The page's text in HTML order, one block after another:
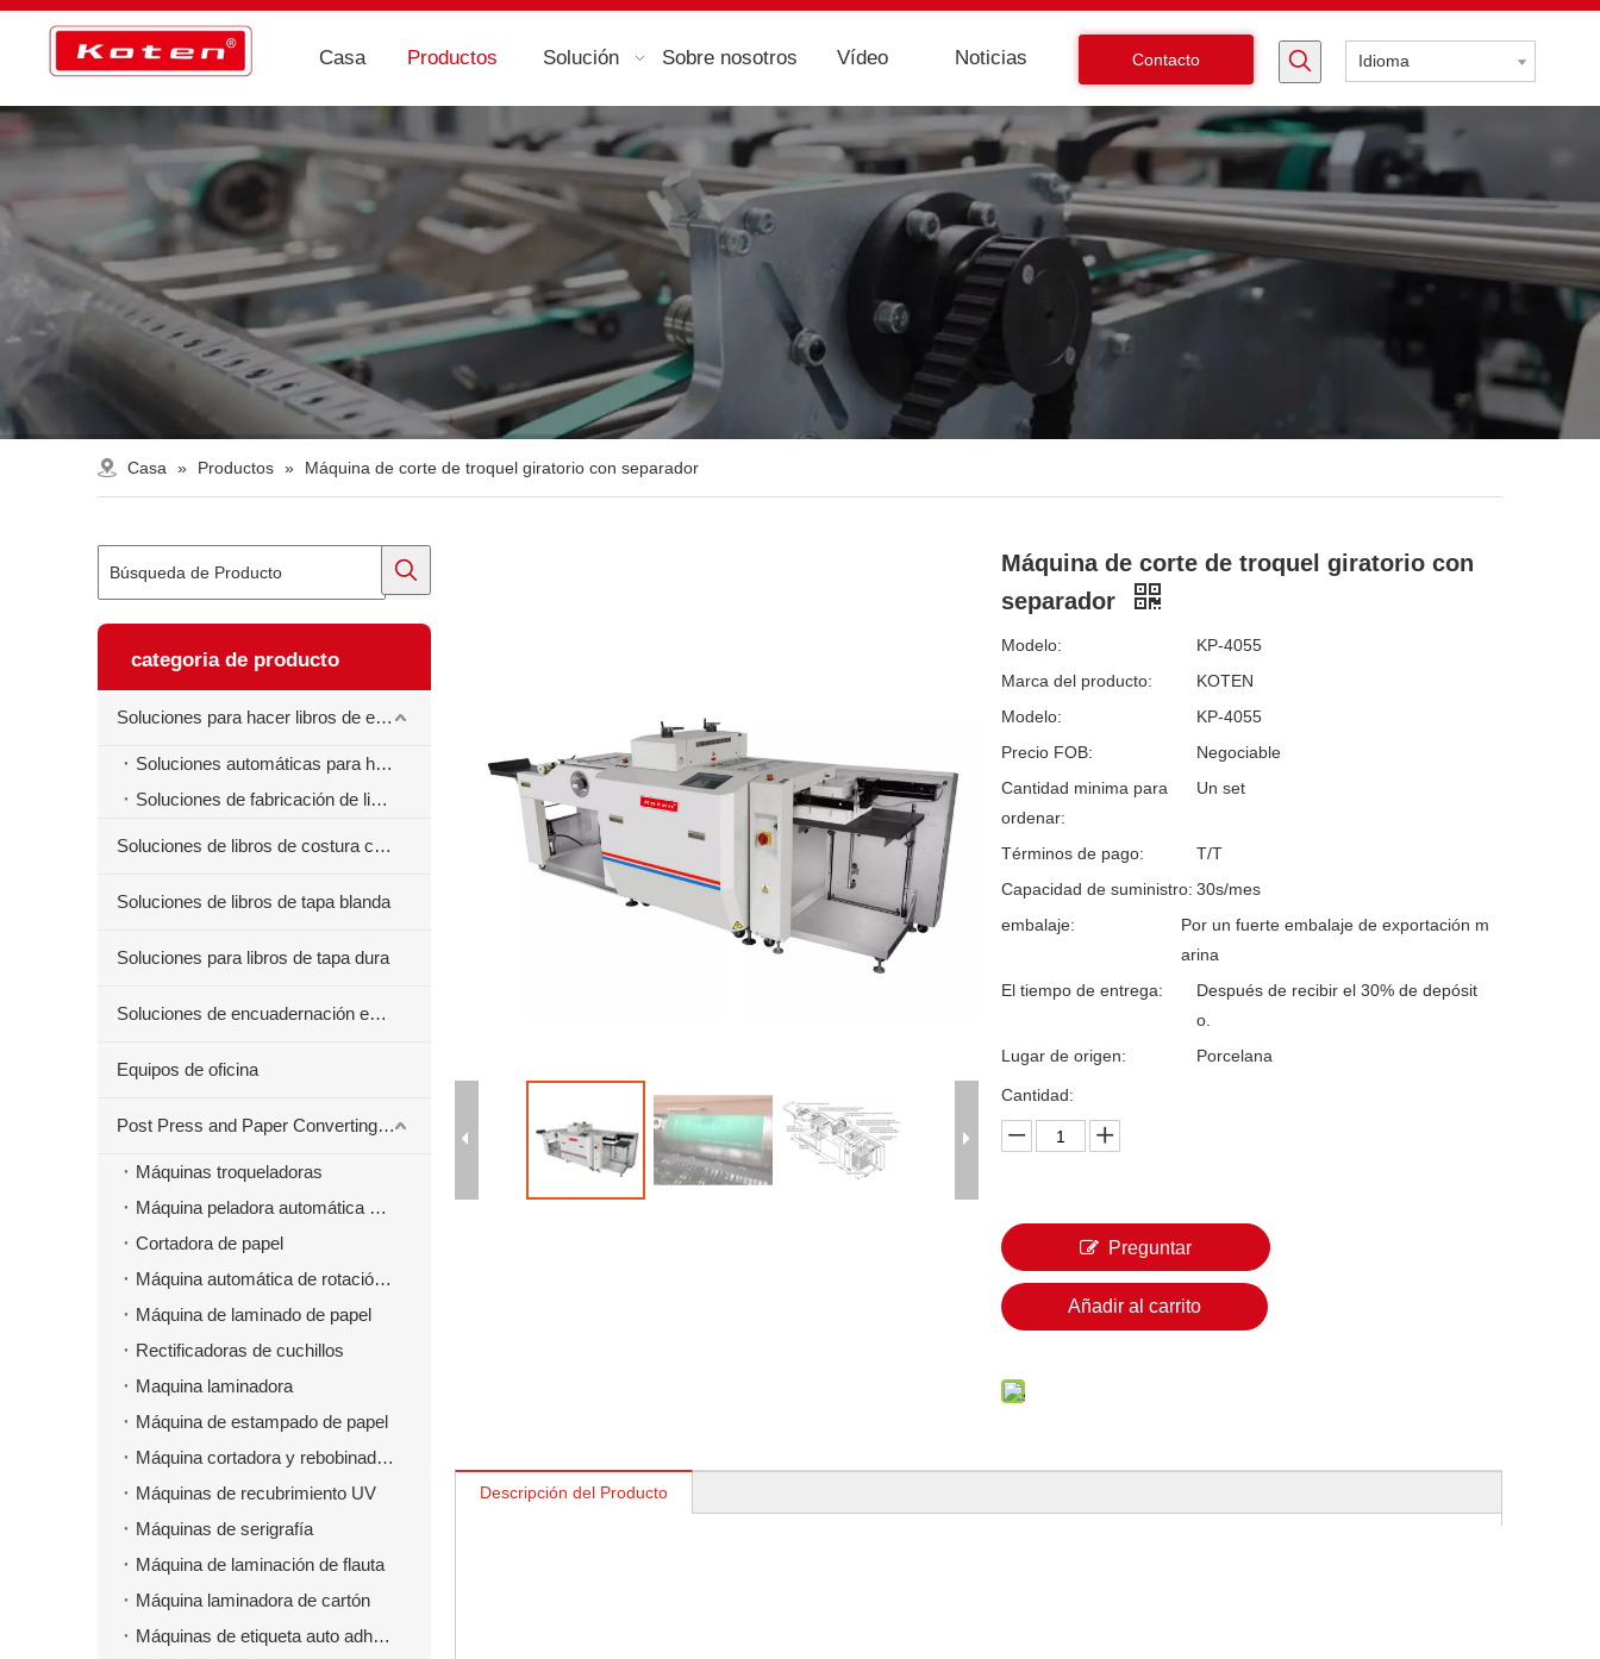
Casa Productos Solución Sobre nosotros Vídeo Noticias Contacto Idioma
Casa » Productos » Máquina de corte de troquel giratorio con separador
categoria de producto
Soluciones para hacer libros de ejercicios
Soluciones automáticas para hacer libros de ejercicios
Soluciones de fabricación de libros de ejercicios semiautomáticos
Soluciones de libros de costura centrales
Soluciones de libros de tapa blanda
Soluciones para libros de tapa dura
Soluciones de encuadernación en espiral para libros
Equipos de oficina
Post Press and Paper Converting Máquinas
Máquinas troqueladoras
Máquina peladora automática para material troquelado
Cortadora de papel
Máquina automática de rotación de papel
Máquina de laminado de papel
Rectificadoras de cuchillos
Maquina laminadora
Máquina de estampado de papel
Máquina cortadora y rebobinadora
Máquinas de recubrimiento UV
Máquinas de serigrafía
Máquina de laminación de flauta
Máquina laminadora de cartón
Máquinas de etiqueta auto adhesivas
Máquina de corte de troquel giratorio con
separador
Modelo:
KP-4055
Marca del producto:
KOTEN
Modelo:
KP-4055
Precio FOB:
Negociable
Cantidad minima para
ordenar:
Un set
Términos de pago:
T/T
Capacidad de suministro: 30s/mes
embalaje:
Por un fuerte embalaje de exportación m
arina
El tiempo de entrega:
Después de recibir el 30% de depósit
o.
Lugar de origen:
Porcelana
Cantidad:
Preguntar
Añadir al carrito
Descripción del Producto